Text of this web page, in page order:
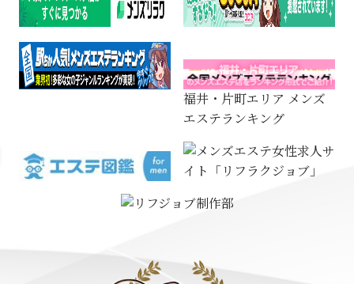
福井・片町エリア メンズ
エステランキング